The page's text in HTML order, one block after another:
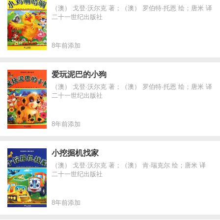
（澳） 戈登·沃尔克 著；（澳） 罗伯特·托恩 绘；唐米 译
二十一世纪出版社
8年前添加
爱玩泥巴的小狗
（澳） 戈登·沃尔克 著；（澳） 罗伯特·托恩 绘；唐米 译
二十一世纪出版社
8年前添加
小挖掘机找家
（澳） 戈登·沃尔克 著；（澳） 肯·瑞克尔 绘；唐米 译
二十一世纪出版社
8年前添加